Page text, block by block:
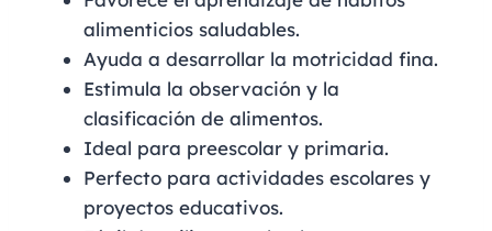
alimenticios saludables.
Ayuda a desarrollar la motricidad fina.
Estimula la observación y la
clasificación de alimentos.
Ideal para preescolar y primaria.
Perfecto para actividades escolares y
proyectos educativos.